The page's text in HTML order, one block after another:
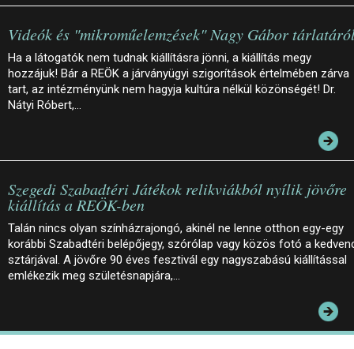
Videók és "mikroműelemzések" Nagy Gábor
Ha a látogatók nem tudnak kiállításra jönni, a kiállítás megy
hozzájuk! Bár a REÖK a járványügyi szigorítások értelmében zárva
tart, az intézményünk nem hagyja kultúra nélkül közönségét! Dr.
Nátyi Róbert,…
Szegedi Szabadtéri Játékok relikviákból nyílik jövőre
kiállítás a REÖK-ben
Talán nincs olyan színházrajongó, akinél ne lenne otthon egy-egy
korábbi Szabadtéri belépőjegy, szórólap vagy közös fotó a
sztárjával. A jövőre 90 éves fesztivál egy nagyszabású kiállítással
emlékezik meg születésnapjára,…